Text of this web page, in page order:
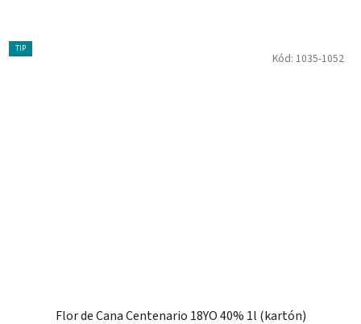
TIP
Flor de Cana Centenario 18YO 40% 1l (kartón)
Kód: 1035-1052